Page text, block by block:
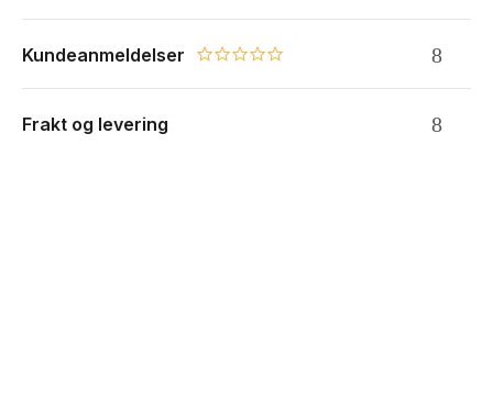
Kundeanmeldelser 0.0 star rating
Frakt og levering